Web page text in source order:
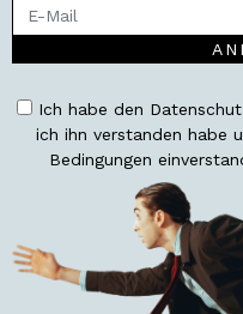
Ich habe den
ich ihn verstanden habe
Bedingungen